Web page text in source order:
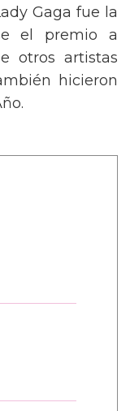
Gaga fue la
el premio a
otros artistas
hicieron